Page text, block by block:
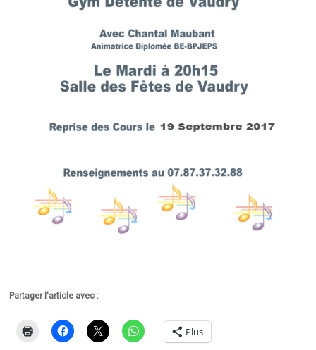
Partager l'article avec :
Plus